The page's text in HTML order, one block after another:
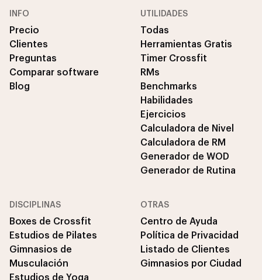
INFO
Precio
Clientes
Preguntas
Comparar software
Blog
UTILIDADES
Todas
Herramientas Gratis
Timer Crossfit
RMs
Benchmarks
Habilidades
Ejercicios
Calculadora de Nivel
Calculadora de RM
Generador de WOD
Generador de Rutina
DISCIPLINAS
Boxes de Crossfit
Estudios de Pilates
Gimnasios de
Musculación
Estudios de Yoga
OTRAS
Centro de Ayuda
Política de Privacidad
Listado de Clientes
Gimnasios por Ciudad